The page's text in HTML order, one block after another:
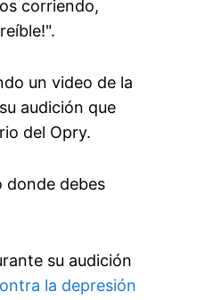
corriendo,
un video de la
audición que
del Opry.
donde debes
su audición
la depresión